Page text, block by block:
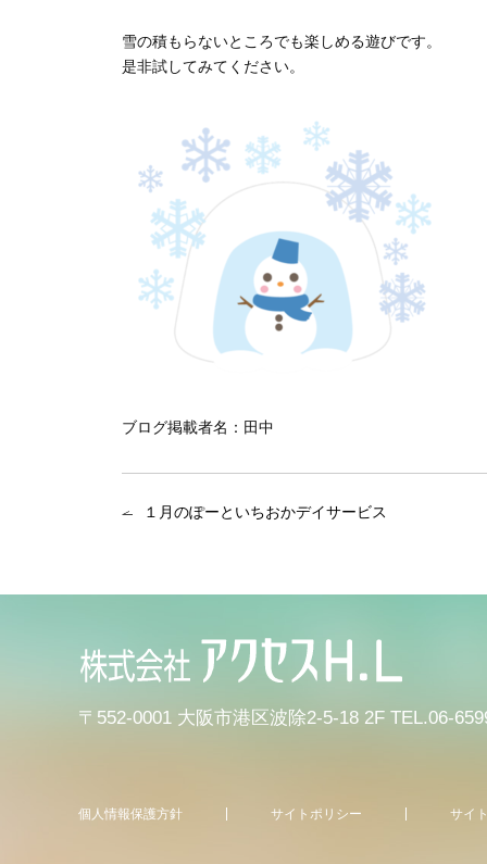
雪の積もらないところでも楽しめる遊びです。
是非試してみてください。
ブログ掲載者名：田中
１月のぽーといちおかデイサービス
〒552-0001 大阪市港区波除2-5-18 2F TEL.06-
個人情報保護方針 サイトポリシー サイ